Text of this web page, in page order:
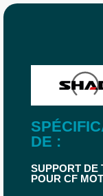
DE :
SUPPORT DE
POUR CF